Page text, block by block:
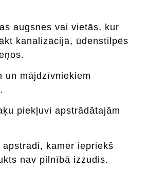
augsnes vai vietās, kur
kanalizācijā, ūdenstilpēs
un mājdzīvniekiem
piekļuvi apstrādātajām
kamēr iepriekš
nav pilnībā izzudis.